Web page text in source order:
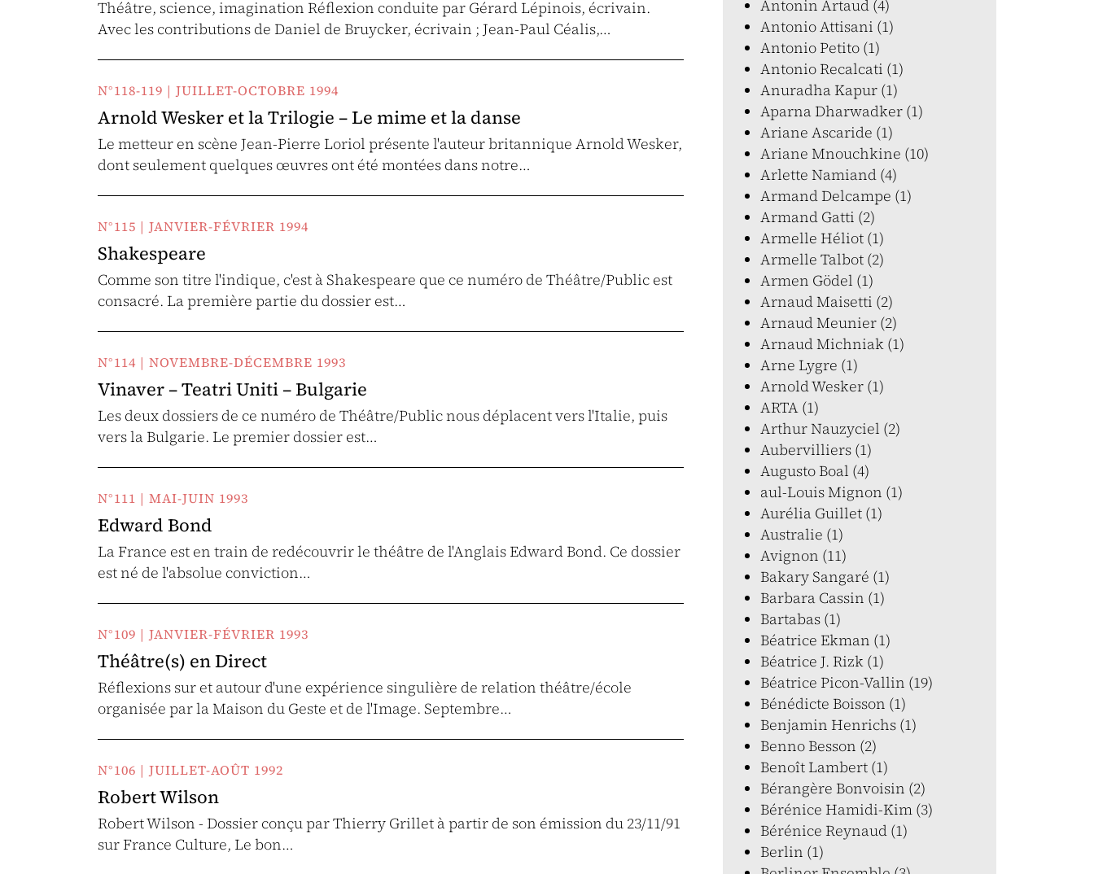
Théâtre, science, imagination Réflexion conduite par Gérard Lépinois, écrivain.
Avec les contributions de Daniel de Bruycker, écrivain ; Jean-Paul Céalis,…
N°118-119 | JUILLET-OCTOBRE 1994
Arnold Wesker et la Trilogie – Le mime et la danse
Le metteur en scène Jean-Pierre Loriol présente l'auteur britannique Arnold Wesker,
dont seulement quelques œuvres ont été montées dans notre…
N°115 | JANVIER-FÉVRIER 1994
Shakespeare
Comme son titre l'indique, c'est à Shakespeare que ce numéro de Théâtre/Public est
consacré. La première partie du dossier est…
N°114 | NOVEMBRE-DÉCEMBRE 1993
Vinaver – Teatri Uniti – Bulgarie
Les deux dossiers de ce numéro de Théâtre/Public nous déplacent vers l'Italie, puis
vers la Bulgarie. Le premier dossier est…
N°111 | MAI-JUIN 1993
Edward Bond
La France est en train de redécouvrir le théâtre de l'Anglais Edward Bond. Ce dossier
est né de l'absolue conviction…
N°109 | JANVIER-FÉVRIER 1993
Théâtre(s) en Direct
Réflexions sur et autour d'une expérience singulière de relation théâtre/école
organisée par la Maison du Geste et de l'Image. Septembre…
N°106 | JUILLET-AOÛT 1992
Robert Wilson
Robert Wilson - Dossier conçu par Thierry Grillet à partir de son émission du 23/11/91
sur France Culture, Le bon…
Antonin Artaud (4)
Antonio Attisani (1)
Antonio Petito (1)
Antonio Recalcati (1)
Anuradha Kapur (1)
Aparna Dharwadker (1)
Ariane Ascaride (1)
Ariane Mnouchkine (10)
Arlette Namiand (4)
Armand Delcampe (1)
Armand Gatti (2)
Armelle Héliot (1)
Armelle Talbot (2)
Armen Gödel (1)
Arnaud Maisetti (2)
Arnaud Meunier (2)
Arnaud Michniak (1)
Arne Lygre (1)
Arnold Wesker (1)
ARTA (1)
Arthur Nauzyciel (2)
Aubervilliers (1)
Augusto Boal (4)
aul-Louis Mignon (1)
Aurélia Guillet (1)
Australie (1)
Avignon (11)
Bakary Sangaré (1)
Barbara Cassin (1)
Bartabas (1)
Béatrice Ekman (1)
Béatrice J. Rizk (1)
Béatrice Picon-Vallin (19)
Bénédicte Boisson (1)
Benjamin Henrichs (1)
Benno Besson (2)
Benoît Lambert (1)
Bérangère Bonvoisin (2)
Bérénice Hamidi-Kim (3)
Bérénice Reynaud (1)
Berlin (1)